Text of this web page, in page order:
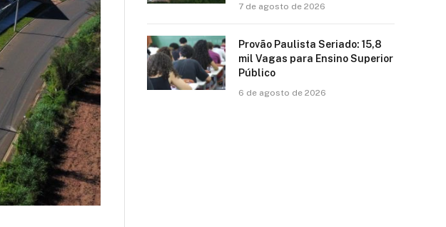
7 de agosto de 2026
Provão Paulista Seriado: 15,8
mil Vagas para Ensino Superior
Público
6 de agosto de 2026